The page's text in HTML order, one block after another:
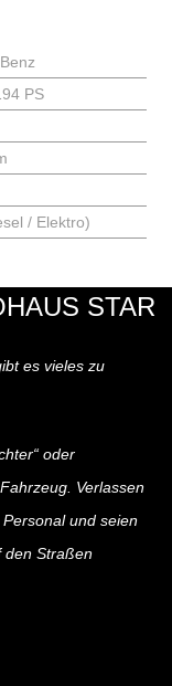
PS
/ Elektro)
STAR
es vieles zu
oder
Verlassen
und seien
den Straßen